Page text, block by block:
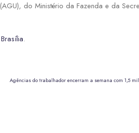
do Ministério da Fazenda e da
.
Agências do trabalhador encerram a semana com 1,5